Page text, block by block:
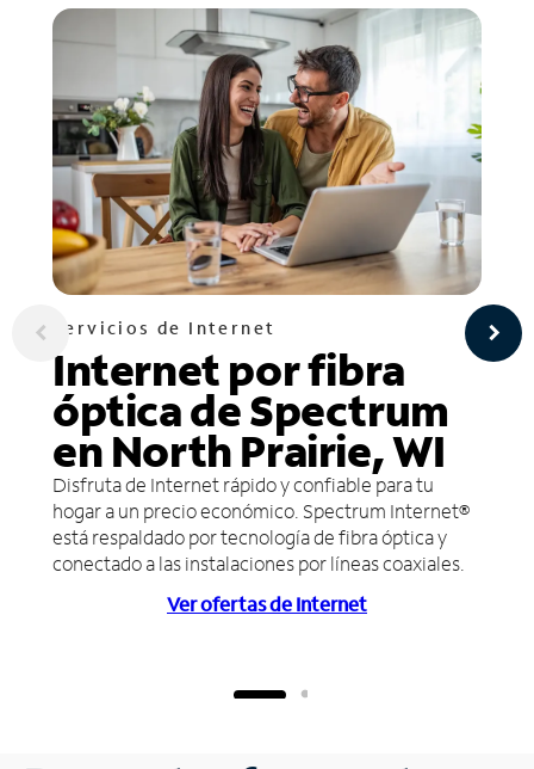
Servicios de Internet
Internet por fibra
óptica de Spectrum
en North Prairie, WI
Disfruta de Internet rápido y confiable para tu
hogar a un precio económico. Spectrum Internet®
está respaldado por tecnología de fibra óptica y
conectado a las instalaciones por líneas coaxiales.
Ver ofertas de Internet